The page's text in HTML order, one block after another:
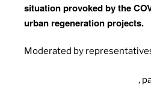
situation provoked by the
urban regeneration projects.
Moderated by
,